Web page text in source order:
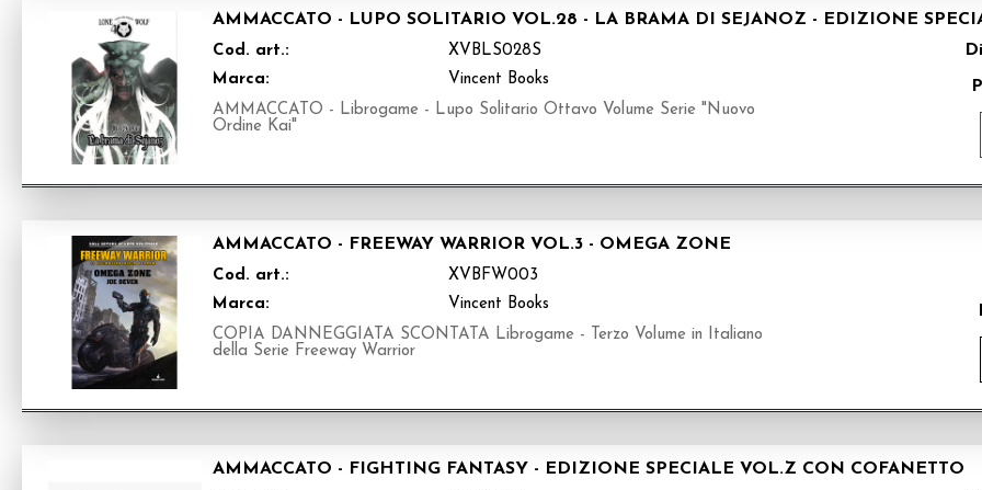
AMMACCATO - LUPO SOLITARIO VOL.28 - LA BRAMA DI SEJANOZ - EDIZIONE
Cod. art.:
XVBLS028S
Marca:
Vincent Books
AMMACCATO - Librogame - Lupo Solitario Ottavo Volume Serie "Nuovo
Ordine Kai"
AMMACCATO - FREEWAY WARRIOR VOL.3 - OMEGA ZONE
Cod. art.:
XVBFW003
Marca:
Vincent Books
COPIA DANNEGGIATA SCONTATA Librogame - Terzo Volume in Italiano
della Serie Freeway Warrior
AMMACCATO - FIGHTING FANTASY - EDIZIONE SPECIALE VOL.Z CON COFANETTO